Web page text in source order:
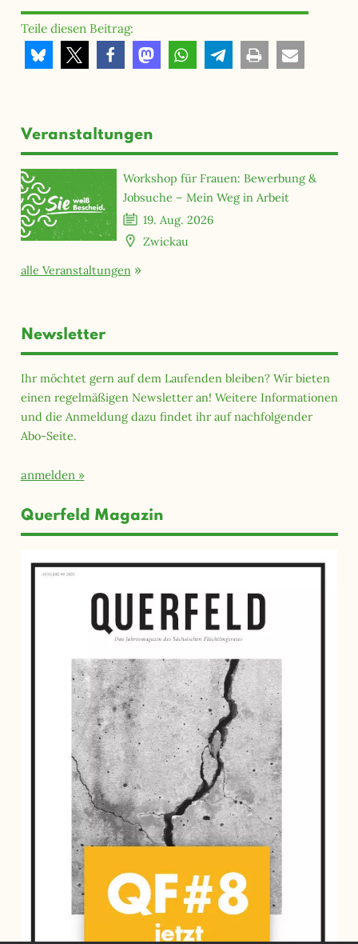
Teile diesen Beitrag:
Veranstaltungen
Workshop für Frauen: Bewerbung &
Jobsuche – Mein Weg in Arbeit
19. Aug. 2026
Zwickau
alle Veranstaltungen
Newsletter
Ihr möchtet gern auf dem Laufenden bleiben? Wir bieten
einen regelmäßigen Newsletter an! Weitere Informationen
und die Anmeldung dazu findet ihr auf nachfolgender
Abo-Seite.
anmelden
Querfeld Magazin